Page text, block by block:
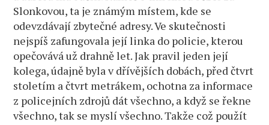
Slonkovou, ta je známým místem, kde se
odevzdávají zbytečné adresy. Ve skutečnosti
nejspíš zafungovala její linka do policie, kterou
opečovává už drahně let. Jak pravil jeden její
kolega, údajně byla v dřívějších dobách, před čtvrt
stoletím a čtvrt metrákem, ochotna za informace
z policejních zdrojů dát všechno, a když se řekne
všechno, tak se myslí všechno. Takže což použít